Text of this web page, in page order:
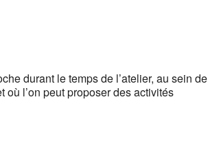
durant le temps de l’atelier, au sein de
où l’on peut proposer des activités